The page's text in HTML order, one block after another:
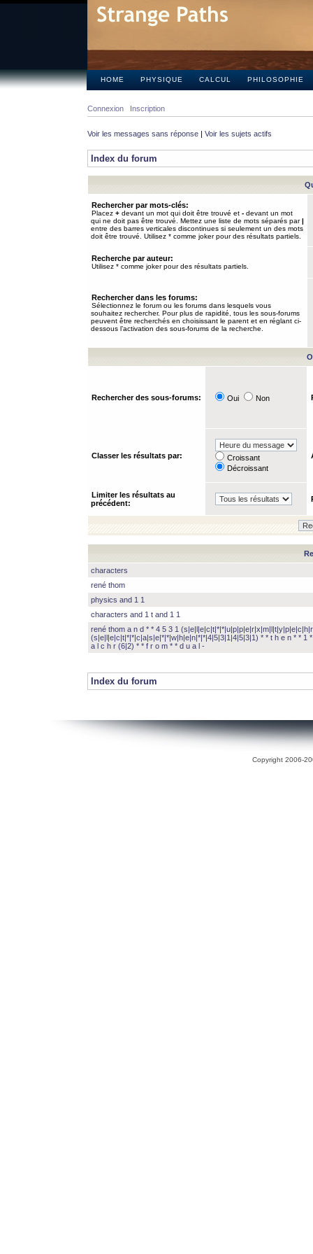
HOME PHYSIQUE CALCUL PHILOSOPHIE
Connexion Inscription
Voir les messages sans réponse | Voir les sujets actifs
Index du forum
Rechercher par mots-clés:
Placez + devant un mot qui doit être trouvé et - devant un mot
qui ne doit pas être trouvé. Mettez une liste de mots séparés par|
entre des barres verticales discontinues si seulement un des mots
doit être trouvé. Utilisez * comme joker pour des résultats partiels.
Recherche par auteur:
Utilisez * comme joker pour des résultats partiels.
Rechercher dans les forums:
Sélectionnez le forum ou les forums dans lesquels vous
souhaitez rechercher. Pour plus de rapidité, tous les sous-forums
peuvent être recherchés en choisissant le parent et en réglant ci-
dessous l’activation des sous-forums de la recherche.
Rechercher des sous-forums: Oui Non
Classer les résultats par:
Croissant
Décroissant
Limiter les résultats au
précédent:
characters
rené thom
physics and 1 1
characters and 1 t and 1 1
rené thom a n d * * 4 5 3 1
(s|e|l|e|c|t|*|*|c|a|s|e|*|*|w|h|e|n|*|*|4|5|3|1|4|5|3|1) * * t h e n * * 1
a l c h r (6|2) * * f r o m * * d u a l -
Index du forum
Copyright 2006-